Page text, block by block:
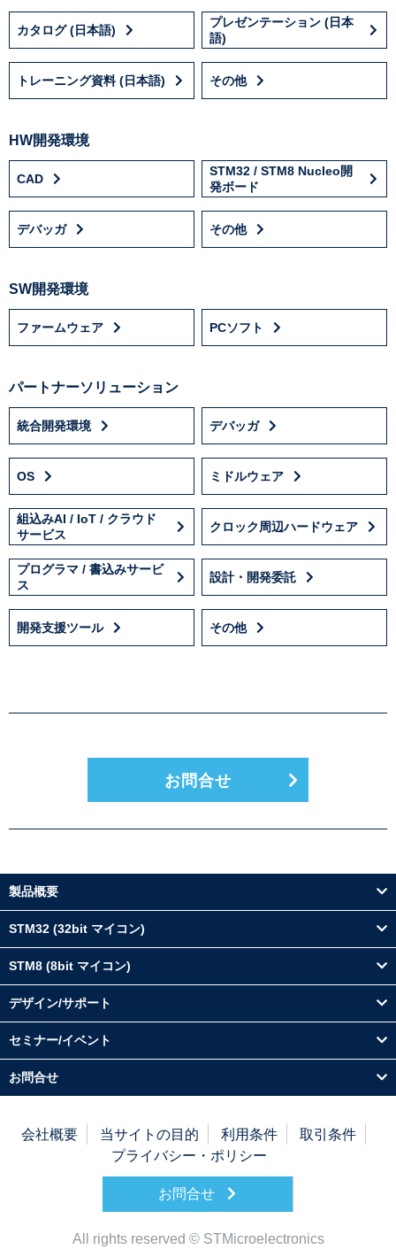
カタログ (日本語)
プレゼンテーション (日本
語)
トレーニング資料 (日本語) その他
HW開発環境
CAD
STM32 / STM8 Nucleo開
発ボード
デバッガ その他
SW開発環境
ファームウェア PCソフト
パートナーソリューション
統合開発環境 デバッガ
OS ミドルウェア
組込みAI / IoT / クラウド
サービス
クロック周辺ハードウェア
プログラマ / 書込みサービ
ス
設計・開発委託
開発支援ツール その他
お問合せ
製品概要
STM32 (32bit マイコン)
STM8 (8bit マイコン)
デザイン/サポート
セミナー/イベント
お問合せ
お問合せ
All rights reserved © STMicroelectronics
会社概要 当サイトの目的 利用条件
取引条件
プライバシー・ポリシー